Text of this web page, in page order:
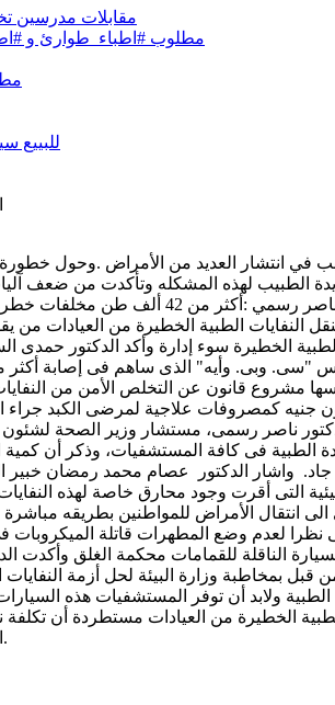
انتشار العديد من الأمراض .وحول خطورة
د حمدى السيد:700 مليون جنيه سنويا لعلاج مرضى
الطبية الخطيرة من العيادات من
الطبية الخطيرة سوء إدارة وأكد الدكتور
قانون عن التخلص الأمن من
المستشفيات الحكومية والخاصة. وأضاف السيد أن الدولة تتحمل سنويا ما يقرب من
بفيروس "أ" معاناة وأشار الدكتور ناصر رسمى، مستشار
بشكل جاد. واشار الدكتور عصام محمد رمضان
أقرت وجود محارق خاصة لهذه النفايات
انتقال الأمراض للمواطنين بطريقه
لعدم وضع المطهرات قاتلة الميكروبات
الناقلة للقمامات محكمة الغلق
وزارة البيئة لحل أزمة النفايات
ولابد أن توفر المستشفيات هذه
الخطيرة من العيادات مستطردة أن تكلفة
للمواطنين عن طريق هذه النفايات الطبية.